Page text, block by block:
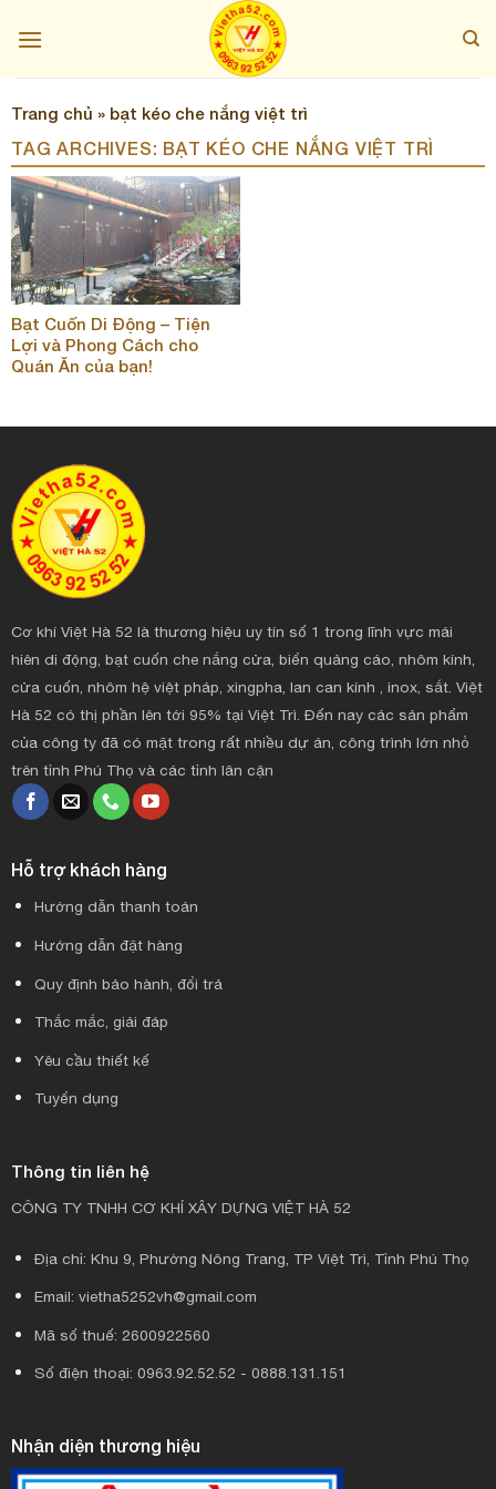
Trang chủ » bạt kéo che nắng việt trì
TAG ARCHIVES: BẠT KÉO CHE NẮNG VIỆT TRÌ
Bạt Cuốn Di Động – Tiện
Lợi và Phong Cách cho
Quán Ăn của bạn!
Cơ khí Việt Hà 52 là thương hiệu uy tín số 1 trong lĩnh vực mái
hiên di động, bạt cuốn che nắng cửa, biển quảng cáo, nhôm kính,
cửa cuốn, nhôm hệ việt pháp, xingpha, lan can kính , inox, sắt. Việt
Hà 52 có thị phần lên tới 95% tại Việt Trì. Đến nay các sản phẩm
của công ty đã có mặt trong rất nhiều dự án, công trình lớn nhỏ
trên tỉnh Phú Thọ và các tỉnh lân cận
Hỗ trợ khách hàng
Hướng dẫn thanh toán
Hướng dẫn đặt hàng
Quy định bảo hành, đổi trả
Thắc mắc, giải đáp
Yêu cầu thiết kế
Tuyển dụng
Thông tin liên hệ
CÔNG TY TNHH CƠ KHÍ XÂY DỰNG VIỆT HÀ 52
Địa chỉ: Khu 9, Phường Nông Trang, TP Việt Trì, Tỉnh Phú Thọ
Email: vietha5252vh@gmail.com
Mã số thuế: 2600922560
Số điện thoại: 0963.92.52.52 - 0888.131.151
Nhận diện thương hiệu